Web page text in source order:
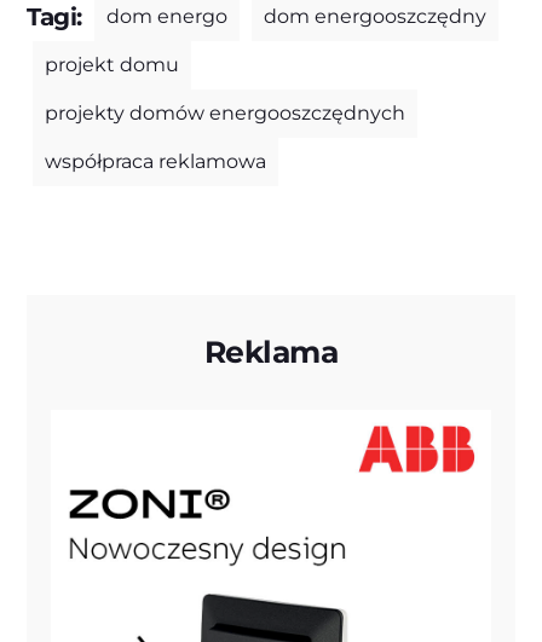
Tagi: dom energo dom energooszczędny
projekt domu
projekty domów energooszczędnych
współpraca reklamowa
Reklama